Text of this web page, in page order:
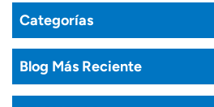
Português(Brasil)
Türkçe
Categorías
Blog Más Reciente